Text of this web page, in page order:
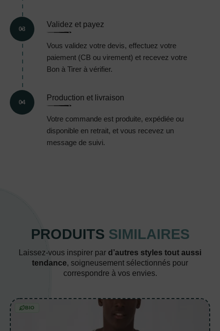
03
Validez et payez
Vous validez votre devis, effectuez votre
paiement (CB ou virement) et recevez votre
Bon à Tirer à vérifier.
04
Production et livraison
Votre commande est produite, expédiée ou
disponible en retrait, et vous recevez un
message de suivi.
PRODUITS SIMILAIRES
Laissez-vous inspirer par d’autres styles tout aussi
tendance, soigneusement sélectionnés pour
correspondre à vos envies.
BIO